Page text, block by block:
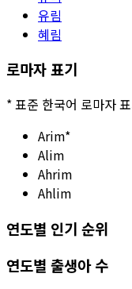
유림
혜림
로마자 표기
*표준 한국어 로마자
Arim*
Alim
Ahrim
Ahlim
연도별 인기 순위
연도별 출생아 수